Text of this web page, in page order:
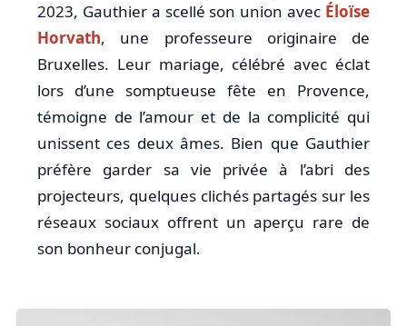
2023, Gauthier a scellé son union avec Éloïse
Horvath, une professeure originaire de
Bruxelles. Leur mariage, célébré avec éclat
lors d’une somptueuse fête en Provence,
témoigne de l’amour et de la complicité qui
unissent ces deux âmes. Bien que Gauthier
préfère garder sa vie privée à l’abri des
projecteurs, quelques clichés partagés sur les
réseaux sociaux offrent un aperçu rare de
son bonheur conjugal.